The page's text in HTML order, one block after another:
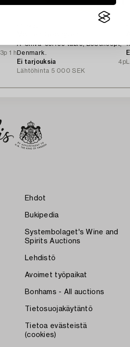
3p 1 h
A 'Chiva' coffee table, BoConcept,
Denmark.
Ei tarjouksia
4p
Lähtöhinta 5 000 SEK
Ehdot
Bukipedia
Systembolaget's Wine and
Spirits Auctions
Lehdistö
Avoimet työpaikat
Bonhams - All auctions
Tietosuojakäytäntö
Tietoa evästeistä
(cookies)